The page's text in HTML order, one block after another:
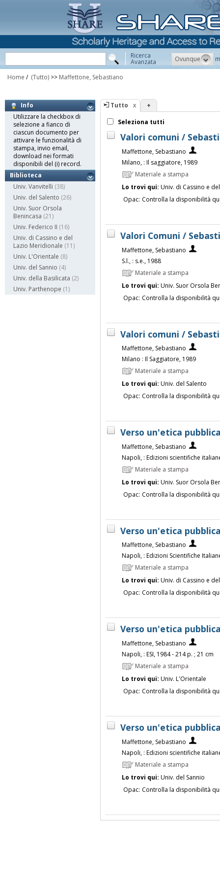
Ricerca
Avanzata Ovunque
Home / (Tutto) >> Maffettone, Sebastiano
Info
Utilizzare la checkbox di
selezione a fianco di
ciascun documento per
attivare le funzionalità di
stampa, invio email,
download nei formati
disponibili del (i) record.
Biblioteca
Univ. Vanvitelli (38)
Univ. del Salento (26)
Univ. Suor Orsola
Benincasa (21)
Univ. Federico II (16)
Univ. di Cassino e del
Lazio Meridionale (11)
Univ. L'Orientale (8)
Univ. del Sannio (4)
Univ. della Basilicata (2)
Univ. Parthenope (1)
Tutto +
Seleziona tutti
Valori comuni /
Maffettone, Sebastiano
Milano, : Il saggiatore, 1989
Materiale a stampa
Lo trovi qui: Univ. di Cassino e
Opac: Controlla la disponibilità
Valori Comuni /
Maffettone, Sebastiano
S.l., : s.e., 1988
Materiale a stampa
Lo trovi qui: Univ. Suor Orsola
Opac: Controlla la disponibilità
Valori comuni /
Maffettone, Sebastiano
Milano : Il Saggiatore, 1989
Materiale a stampa
Lo trovi qui: Univ. del Salento
Opac: Controlla la disponibilità
Verso un'etica
Maffettone, Sebastiano
Napoli, : Edizioni scientifiche
Materiale a stampa
Lo trovi qui: Univ. Suor Orsola
Opac: Controlla la disponibilità
Verso un'etica
Maffettone, Sebastiano
Napoli, : Edizioni Scientifiche
Materiale a stampa
Lo trovi qui: Univ. di Cassino e
Opac: Controlla la disponibilità
Verso un'etica
Maffettone, Sebastiano
Napoli, : ESI, 1984 - 214 p. ; 21 cm
Materiale a stampa
Lo trovi qui: Univ. L'Orientale
Opac: Controlla la disponibilità
Verso un'etica
Maffettone, Sebastiano
Napoli, : Edizioni scientifiche
Materiale a stampa
Lo trovi qui: Univ. del Sannio
Opac: Controlla la disponibilità